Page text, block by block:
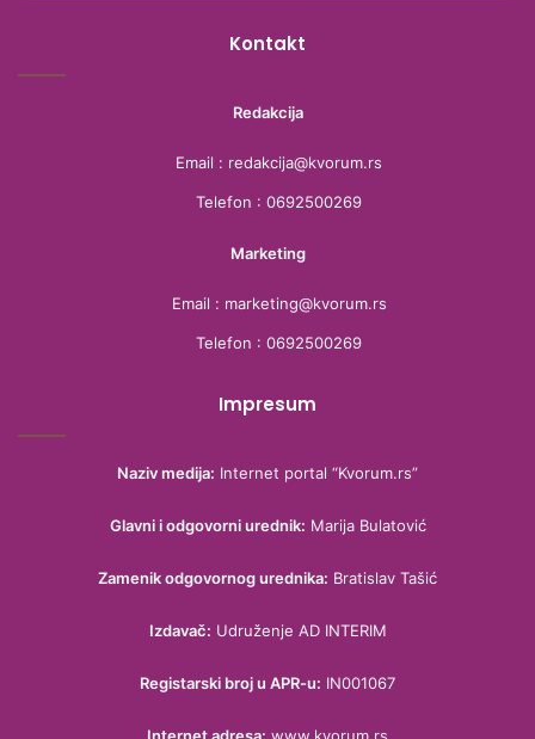
Kontakt
Redakcija
Email : redakcija@kvorum.rs
Telefon : 0692500269
Marketing
Email : marketing@kvorum.rs
Telefon : 0692500269
Impresum
Naziv medija: Internet portal “Kvorum.rs”
Glavni i odgovorni urednik: Marija Bulatović
Zamenik odgovornog urednika: Bratislav Tašić
Izdavač: Udruženje AD INTERIM
Registarski broj u APR-u: IN001067